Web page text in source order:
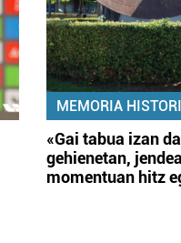
MEMORIA
«Gai tabua izan
gehienetan,
momentuan hitz